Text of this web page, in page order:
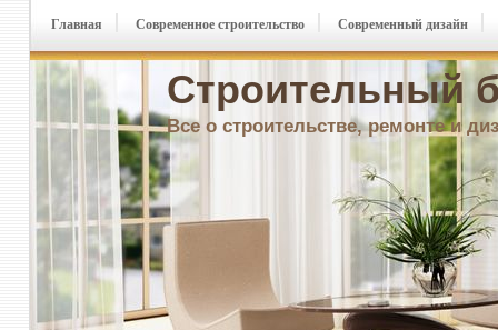
Строительный
Все о строительстве, ремонте и
Главная Современное строительство Современный дизайн